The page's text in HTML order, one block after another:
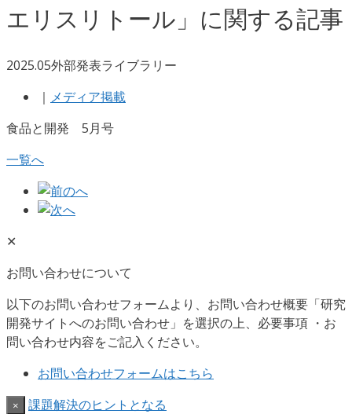
エリスリトール」に関する記事
2025.05外部発表ライブラリー
｜ メディア掲載
食品と開発 5月号
一覧へ
✕
お問い合わせについて
以下のお問い合わせフォームより、お問い合わせ概要「研究
開発サイトへのお問い合わせ」を選択の上、必要事項 ・お
問い合わせ内容をご記入ください。
お問い合わせフォームはこちら
×
課題解決のヒントとなる